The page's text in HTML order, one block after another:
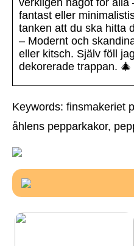
verkligen något för alla
fantast eller
tanken att du ska hitta
– Modernt och
eller kitsch. Själv föll
dekorerade trappan. 🎄
Keywords: finsmakeriet
åhlens pepparkakor,